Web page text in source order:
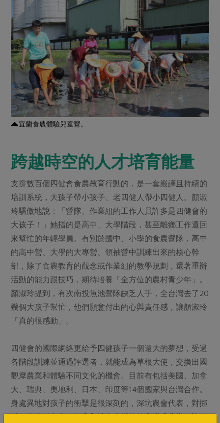
宜蘭食農體驗兒童營。
跨越時空的人才培育能量
支撐數百個四健會食農教育行動的，是一套嚴謹且持續的
培訓系統，大孩子帶小孩子、老四健人帶小四健人。顏淑
玲驕傲地說：「營隊、作業組的工作人員許多是四健會的
大孩子！」她指的是高中、大學階段，甚至離鄉工作還回
來幫忙的年輕學員。有別於國中、小學的食農營隊，高中
的高中營、大學的大專營、領袖營中訓練出來的核心幹
部，除了食農教育的觀念或作業組的教學規劃，還著重辦
活動的能力跟技巧，期待培養「全方位的農村青少年」。
顏淑玲提到，有次南投魚池營隊缺乏人手，全台灣去了20
幾個大孩子幫忙，他們願意付出的心與責任感，讓顏淑玲
「真的很感動」。
四健會的國際網絡更給予四健孩子一個遠大的夢想，受過
各階段訓練並通過評選者，就能成為草根大使，交換出國
觀摩農業和體驗不同文化的機會。目前有包括美國、加拿
大、瑞典、奧地利、日本、印度等14個國家與台灣合作。
身處異地對孩子的衝擊是很深刻的，深坑農會代表，對挪
威四健會融合自然教育和社會參與的教育模式非常稱許；